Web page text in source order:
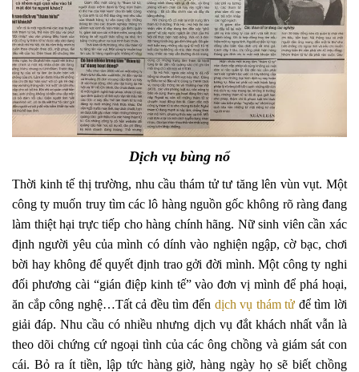
Dịch vụ bùng nổ
Thời kinh tế thị trường, nhu cầu thám tử tư tăng lên vùn vụt. Một
công ty muốn truy tìm các lô hàng nguồn gốc không rõ ràng đang
làm thiệt hại trực tiếp cho hàng chính hãng. Nữ sinh viên cần xác
định người yêu của mình có dính vào nghiện ngập, cờ bạc, chơi
bời hay không để quyết định trao gởi đời mình. Một công ty nghi
đối phương cài “gián điệp kinh tế” vào đơn vị mình để phá hoại,
ăn cắp công nghệ…Tất cả đều tìm đến dịch vụ thám tử để tìm lời
giải đáp. Nhu cầu có nhiều nhưng dịch vụ đắt khách nhất vẫn là
theo dõi chứng cứ ngoại tình của các ông chồng và giám sát con
cái. Bỏ ra ít tiền, lập tức hàng giờ, hàng ngày họ sẽ biết chồng